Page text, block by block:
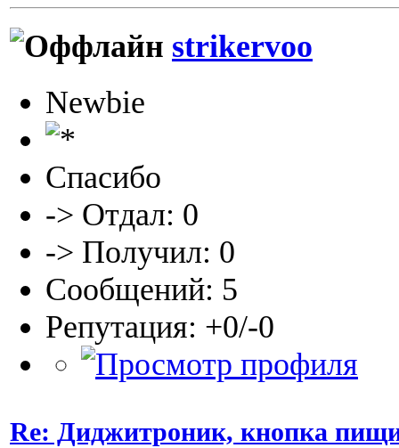
strikervoo
Newbie
Спасибо
-> Отдал: 0
-> Получил: 0
Сообщений: 5
Репутация: +0/-0
Re: Диджитроник, кнопка